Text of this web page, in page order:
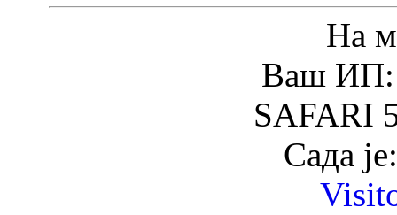
На
Ваш ИП:
SAFARI
Сада